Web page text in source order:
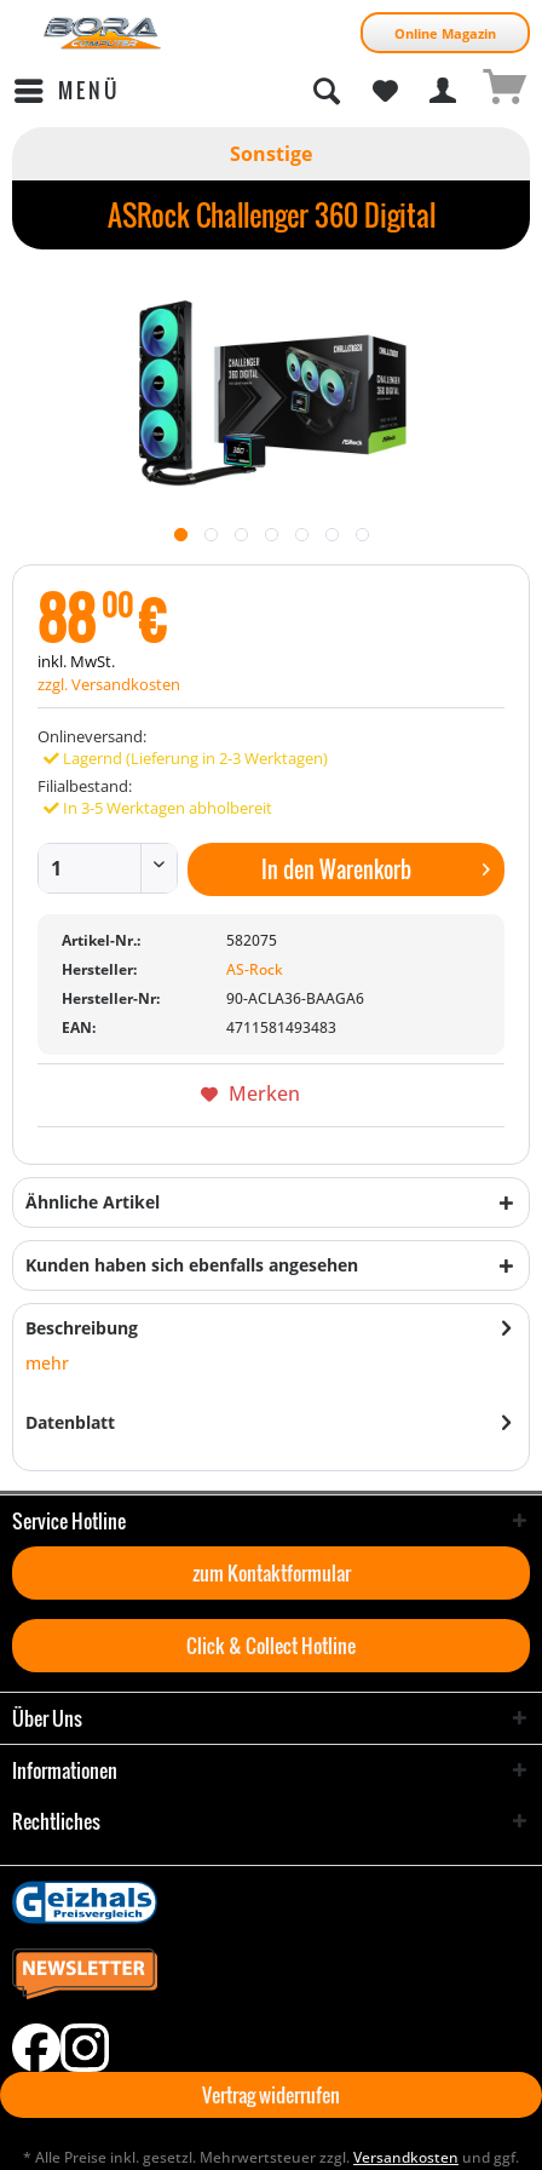
Online Magazin
MENÜ
Sonstige
ASRock Challenger 360 Digital
8800€
inkl. MwSt.
zzgl. Versandkosten
Onlineversand:
Lagernd (Lieferung in 2-3 Werktagen)
Filialbestand:
In 3-5 Werktagen abholbereit
In denWarenkorb
Artikel-Nr.:
582075
Hersteller:
AS-Rock
Hersteller-Nr:
90-ACLA36-BAAGA6
EAN:
4711581493483
Merken
Ähnliche Artikel
Kunden haben sich ebenfalls angesehen
Beschreibung
mehr
Datenblatt
Service Hotline
zum Kontaktformular
Click & Collect Hotline
Über Uns
Informationen
Rechtliches
Vertrag widerrufen
* Alle Preise inkl. gesetzl. Mehrwertsteuer zzgl.Versandkosten und ggf.